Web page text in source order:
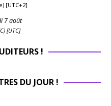
[UTC+2]
7 août
[UTC]
!
DU JOUR !